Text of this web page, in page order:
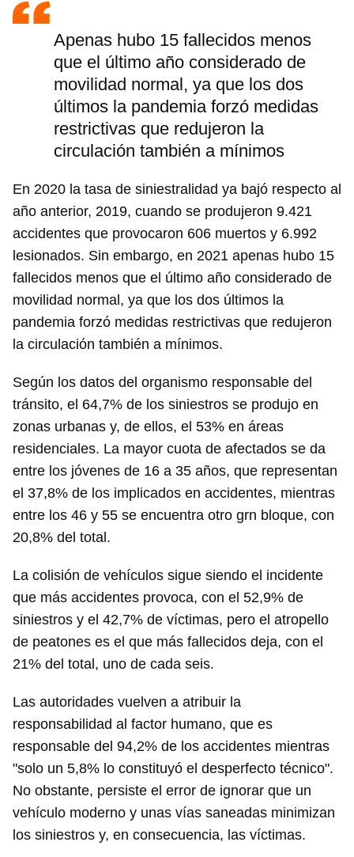
Apenas hubo 15 fallecidos menos
que el último año considerado de
movilidad normal, ya que los dos
últimos la pandemia forzó medidas
restrictivas que redujeron la
circulación también a mínimos
En 2020 la tasa de siniestralidad ya bajó respecto al
año anterior, 2019, cuando se produjeron 9.421
accidentes que provocaron 606 muertos y 6.992
lesionados. Sin embargo, en 2021 apenas hubo 15
fallecidos menos que el último año considerado de
movilidad normal, ya que los dos últimos la
pandemia forzó medidas restrictivas que redujeron
la circulación también a mínimos.
Según los datos del organismo responsable del
tránsito, el 64,7% de los siniestros se produjo en
zonas urbanas y, de ellos, el 53% en áreas
residenciales. La mayor cuota de afectados se da
entre los jóvenes de 16 a 35 años, que representan
el 37,8% de los implicados en accidentes, mientras
entre los 46 y 55 se encuentra otro grn bloque, con
20,8% del total.
La colisión de vehículos sigue siendo el incidente
que más accidentes provoca, con el 52,9% de
siniestros y el 42,7% de víctimas, pero el atropello
de peatones es el que más fallecidos deja, con el
21% del total, uno de cada seis.
Las autoridades vuelven a atribuir la
responsabilidad al factor humano, que es
responsable del 94,2% de los accidentes mientras
"solo un 5,8% lo constituyó el desperfecto técnico".
No obstante, persiste el error de ignorar que un
vehículo moderno y unas vías saneadas minimizan
los siniestros y, en consecuencia, las víctimas.